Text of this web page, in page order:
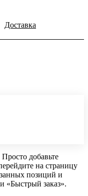
Доставка
добавьте
на страницу
позиций и
«Быстрый заказ».